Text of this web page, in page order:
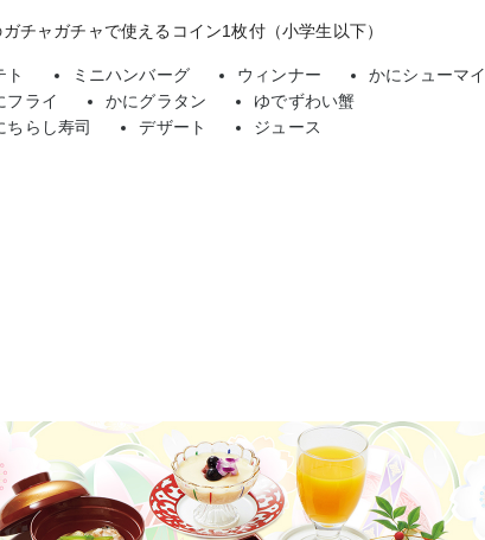
チャガチャで使えるコイン1枚付（小学生以下）
ト ミニハンバーグ ウィンナー
かにシューマイ
フライ
かにグラタン
ゆでずわい蟹
ちらし寿司
デザート ジュース